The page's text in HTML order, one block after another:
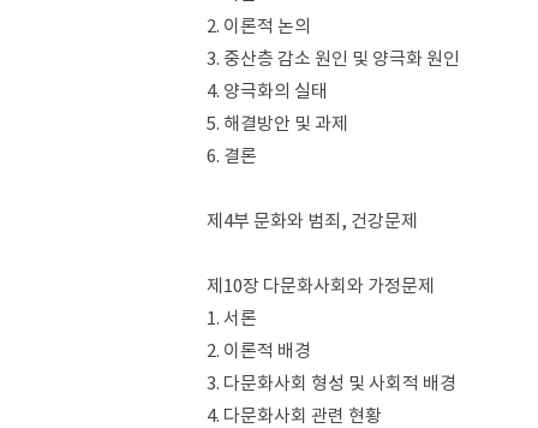
2. 이론적 논의
3. 중산층 감소 원인 및 양극화 원인
4. 양극화의 실태
5. 해결방안 및 과제
6. 결론
제4부 문화와 범죄, 건강문제
제10장 다문화사회와 가정문제
1. 서론
2. 이론적 배경
3. 다문화사회 형성 및 사회적 배경
4. 다문화사회 관련 현황